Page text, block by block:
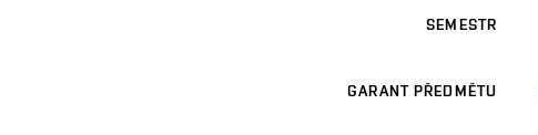
SEMESTR
GARANT PŘEDMĚTU